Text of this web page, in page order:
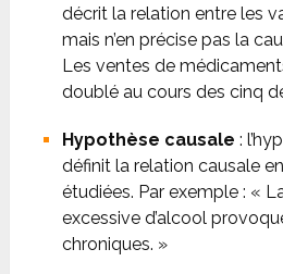
décrit la relation entre les
mais n’en précise pas la
Les ventes de
doublé au cours des cinq
Hypothèse causale :
définit la relation causale
étudiées. Par exemple : «
excessive d’alcool
chroniques. »